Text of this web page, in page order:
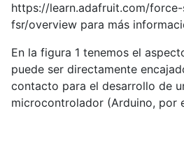
https://learn.adafruit.com/
fsr/overview para más
En la figura 1 tenemos el
puede ser directamente
contacto para el desarrollo de
microcontrolador (Arduino, por